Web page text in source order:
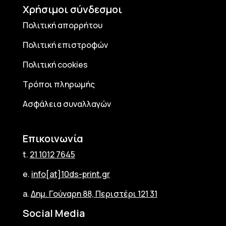
Χρήσιμοι σύνδεσμοι
Πολιτική απορρήτου
Πολιτική επιστροφών
Πολιτική cookies
Τρόποι πληρωμής
Ασφάλεια συναλλαγών
Επικοινωνία
t. 21 1012 7645
e. info[at]10ds-print.gr
a.Δημ. Γούναρη 88, Περιστέρι 121 31
Social Media